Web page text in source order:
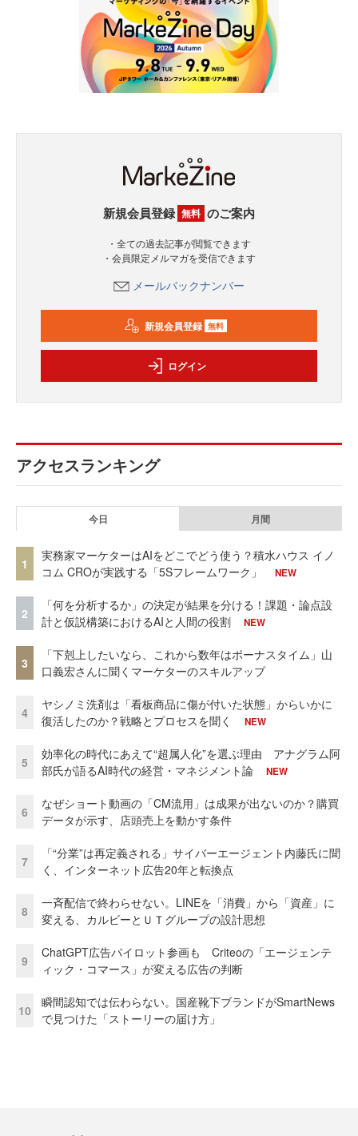
新規会員登録 無料 のご案内
・全ての過去記事が閲覧できます
・会員限定メルマガを受信できます
メールバックナンバー
新規会員登録 無料
ログイン
アクセスランキング
今日 月間
1
実務家マーケターはAIをどこでどう使う？積水ハウス イノ
コム CROが実践する「5Sフレームワーク」
NEW
2
「何を分析するか」の決定が結果を分ける！課題・論点設
計と仮説構築におけるAIと人間の役割
NEW
3
「下剋上したいなら、これから数年はボーナスタイム」山
口義宏さんに聞くマーケターのスキルアップ
4
ヤシノミ洗剤は「看板商品に傷が付いた状態」からいかに
復活したのか？戦略とプロセスを聞く
NEW
5
効率化の時代にあえて“超属人化”を選ぶ理由 アナグラム阿
部氏が語るAI時代の経営・マネジメント論
NEW
6
なぜショート動画の「CM流用」は成果が出ないのか？購買
データが示す、店頭売上を動かす条件
7
「“分業”は再定義される」サイバーエージェント内藤氏に聞
く、インターネット広告20年と転換点
8
一斉配信で終わらせない。LINEを「消費」から「資産」に
変える、カルビーとＵＴグループの設計思想
9
ChatGPT広告パイロット参画も Criteoの「エージェンテ
ィック・コマース」が変える広告の判断
10
瞬間認知では伝わらない。国産靴下ブランドがSmartNews
で見つけた「ストーリーの届け方」